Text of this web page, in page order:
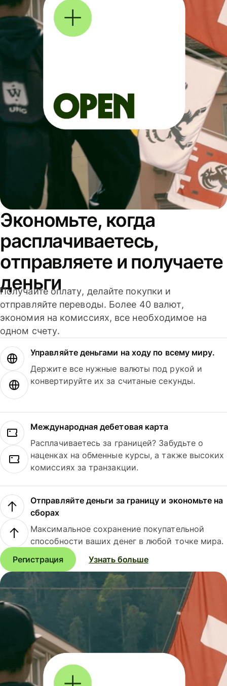
Экономьте, когда
расплачиваетесь,
отправляете и получаете
деньги
Получайте оплату, делайте покупки и
отправляйте переводы. Более 40 валют,
экономия на комиссиях, все необходимое на
одном счету.
Управляйте деньгами на ходу по всему миру.
Держите все нужные валюты под рукой и
конвертируйте их за считаные секунды.
Международная дебетовая карта
Расплачиваетесь за границей? Забудьте о
наценках на обменные курсы, а также высоких
комиссиях за транзакции.
Отправляйте деньги за границу и экономьте на
сборах
Максимальное сохранение покупательной
способности ваших денег в любой точке мира.
Регистрация
Узнать больше